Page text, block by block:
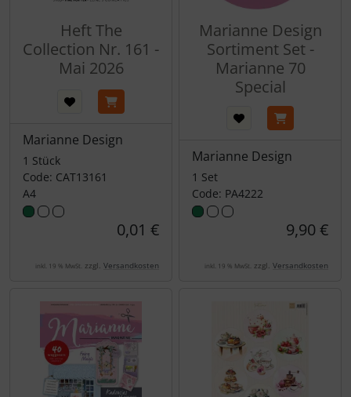
Heft The
Collection Nr. 161 -
Mai 2026
Marianne Design
1 Stück
Code: CAT13161
A4
0,01 €
inkl. 19 % MwSt. zzgl. Versandkosten
Marianne Design
Sortiment Set -
Marianne 70
Special
Marianne Design
1 Set
Code: PA4222
9,90 €
inkl. 19 % MwSt. zzgl. Versandkosten